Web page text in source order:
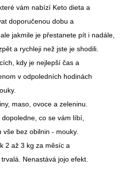
vám nabízí Keto dieta a
doporučenou dobu a
jakmile je přestanete pít i nadále,
a rychleji než jste je shodili.
kdy je nejlepší čas a
v odpoledních hodinách
maso, ovoce a zeleninu.
co se vám líbí,
bez obilnin - mouky.
2 až 3 kg za měsíc a
Nenastává jojo efekt.